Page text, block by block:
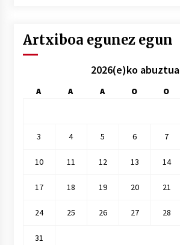
Artxiboa egunez egun
2026(e)ko abuztua
A A A O O
3 4 5 6 7
10 11 12 13 14
17 18 19 20 21
24 25 26 27 28
31